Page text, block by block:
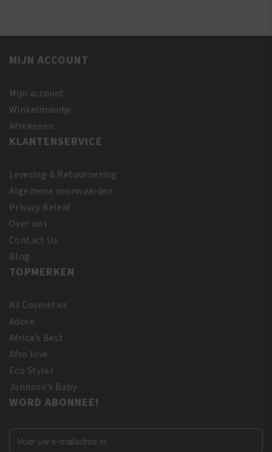
MIJN ACCOUNT
Mijn account
Winkelmandje
Afrekenen
KLANTENSERVICE
Levering & Retournering
Algemene voorwaarden
Privacy Beleid
Over ons
Contact Us
Blog
TOPMERKEN
A3 Cosmetics
Adore
Africa’s Best
Afro love
Eco Styler
Johnson’s Baby
WORD ABONNEE!